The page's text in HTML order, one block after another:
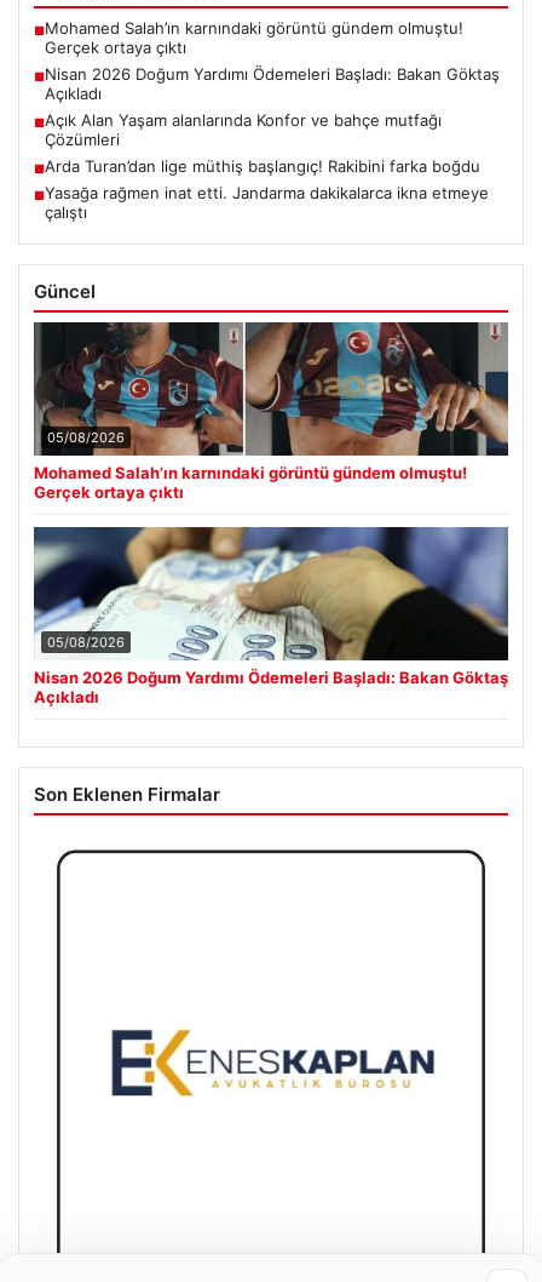
■Mohamed Salah’ın karnındaki görüntü gündem olmuştu!
Gerçek ortaya çıktı
■Nisan 2026 Doğum Yardımı Ödemeleri Başladı: Bakan Göktaş
Açıkladı
■Açık Alan Yaşam alanlarında Konfor ve bahçe mutfağı
Çözümleri
■Arda Turan’dan lige müthiş başlangıç! Rakibini farka boğdu
■Yasağa rağmen inat etti. Jandarma dakikalarca ikna etmeye
çalıştı
Güncel
05/08/2026
Mohamed Salah’ın karnındaki görüntü gündem olmuştu!
Gerçek ortaya çıktı
05/08/2026
Nisan 2026 Doğum Yardımı Ödemeleri Başladı: Bakan Göktaş
Açıkladı
Son Eklenen Firmalar